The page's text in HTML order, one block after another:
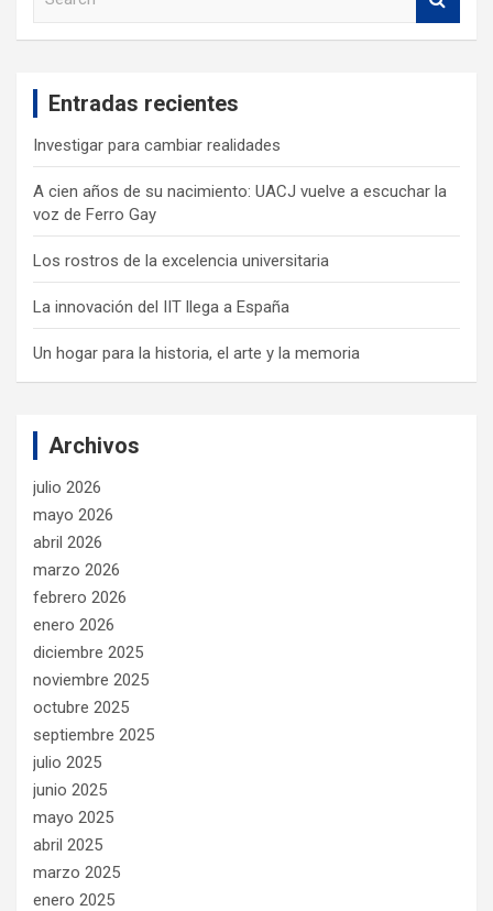
Entradas recientes
Investigar para cambiar realidades
A cien años de su nacimiento: UACJ vuelve a escuchar la
voz de Ferro Gay
Los rostros de la excelencia universitaria
La innovación del IIT llega a España
Un hogar para la historia, el arte y la memoria
Archivos
julio 2026
mayo 2026
abril 2026
marzo 2026
febrero 2026
enero 2026
diciembre 2025
noviembre 2025
octubre 2025
septiembre 2025
julio 2025
junio 2025
mayo 2025
abril 2025
marzo 2025
enero 2025